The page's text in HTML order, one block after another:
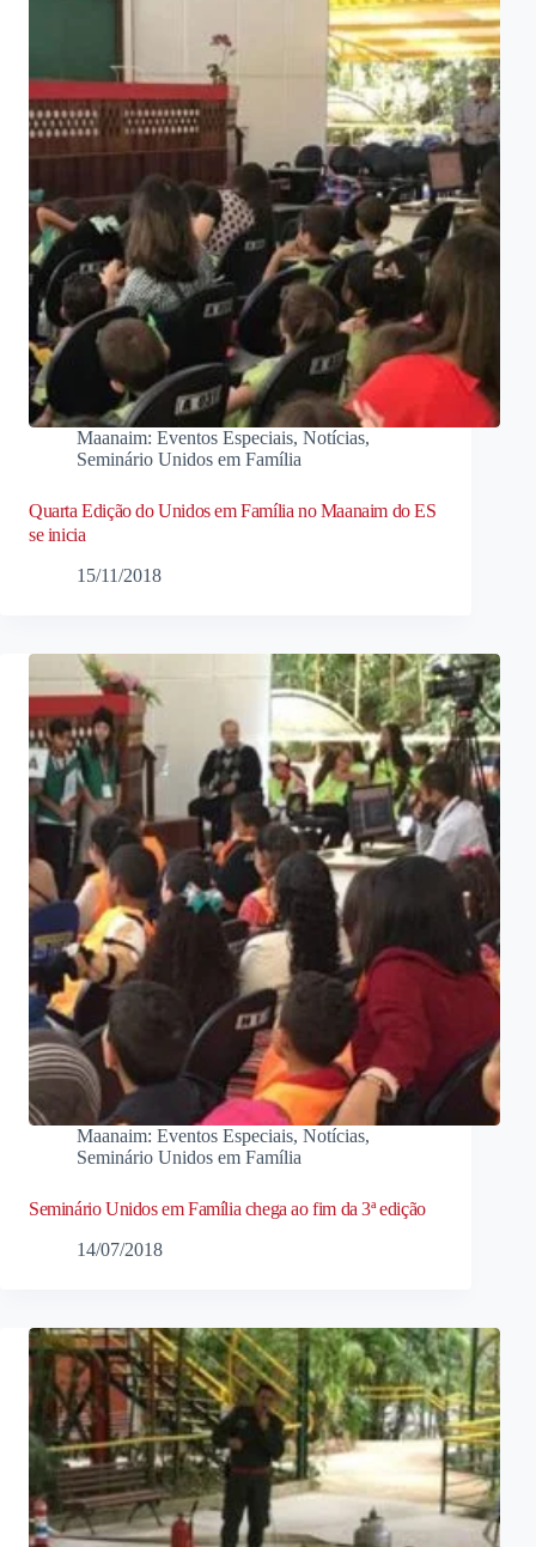
Maanaim: Eventos Especiais, Notícias,
Seminário Unidos em Família
Quarta Edição do Unidos em Família no Maanaim do ES
se inicia
15/11/2018
Maanaim: Eventos Especiais, Notícias,
Seminário Unidos em Família
Seminário Unidos em Família chega ao fim da 3ª edição
14/07/2018